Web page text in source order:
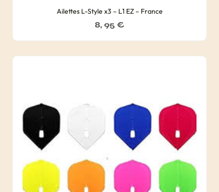
Ailettes L-Style x3 – L1 EZ – France
8, 95 €